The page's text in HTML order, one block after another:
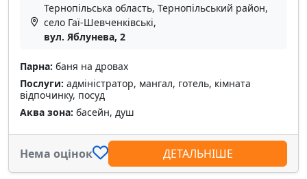
Тернопільська область, Тернопільський район,
село Гаї-Шевченківські,
вул. Яблунева, 2
Парна: баня на дровах
Послуги: адміністратор, мангал, готель, кімната
відпочинку, посуд
Аква зона: басейн, душ
Нема оцінок ДЕТАЛЬНІШЕ